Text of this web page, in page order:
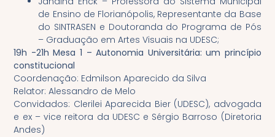
de Ensino de Florianópolis, Representante da Base
do SINTRASEN e Doutoranda do Programa de Pós
– Graduação em Artes Visuais na UDESC;
19h -21h Mesa 1 – Autonomia Universitária: um princípio
constitucional
Coordenação: Edmilson Aparecido da Silva
Relator: Alessandro de Melo
Convidados: Clerilei Aparecida Bier (UDESC), advogada
e ex – vice reitora da UDESC e Sérgio Barroso (Diretoria
Andes)